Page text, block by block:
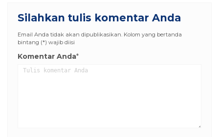
Silahkan tulis komentar Anda
Email Anda tidak akan dipublikasikan. Kolom yang bertanda
bintang (*) wajib diisi
Komentar Anda*